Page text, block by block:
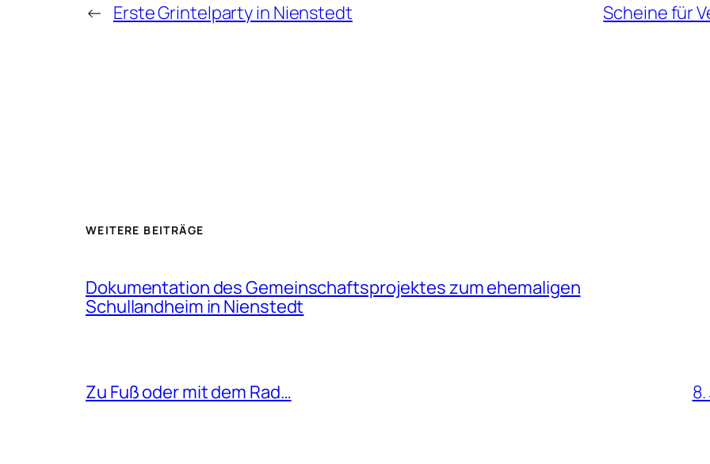
← Erste Grintelparty in Nienstedt Scheine für
WEITERE BEITRÄGE
Dokumentation des Gemeinschaftsprojektes zum ehemaligen
Schullandheim in Nienstedt
Zu Fuß oder mit dem Rad…